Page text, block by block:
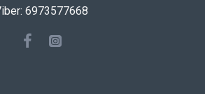
6973577668